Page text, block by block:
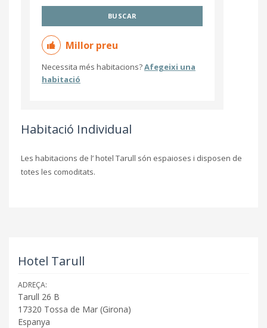
BUSCAR
Millor preu
Necessita més habitacions?Afegeixi una
habitació
Habitació Individual
Les habitacions de l’ hotel Tarull són espaioses i disposen de
totes les comoditats.
Hotel Tarull
ADREÇA:
Tarull 26 B
17320 Tossa de Mar (Girona)
Espanya